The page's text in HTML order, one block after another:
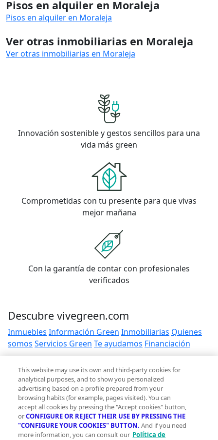
Pisos en alquiler en Moraleja
Pisos en alquiler en Moraleja
Ver otras inmobiliarias en Moraleja
Ver otras inmobiliarias en Moraleja
Innovación sostenible y gestos sencillos para una
vida más green
Comprometidas con tu presente para que vivas
mejor mañana
Con la garantía de contar con profesionales
verificados
Descubre vivegreen.com
Inmuebles Información Green Inmobiliarias Quienes
somos Servicios Green Te ayudamos Financiación
Síguenos
Contacto
hola@vivegreen.com
This website may use its own and third-party cookies for
analytical purposes, and to show you personalized
advertising based on a profile prepared from your
browsing habits (for example, pages visited). You can
accept all cookies by pressing the "Accept cookies" button,
orCONFIGURE OR REJECT THEIR USE BY PRESSING THE
"CONFIGURE YOUR COOKIES" BUTTON. And if you need
more information, you can consult our Política de